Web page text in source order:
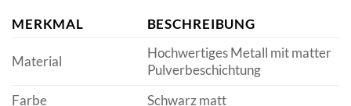
MERKMAL BESCHREIBUNG
Material
Hochwertiges Metall mit matter
Pulverbeschichtung
Farbe
Schwarz matt